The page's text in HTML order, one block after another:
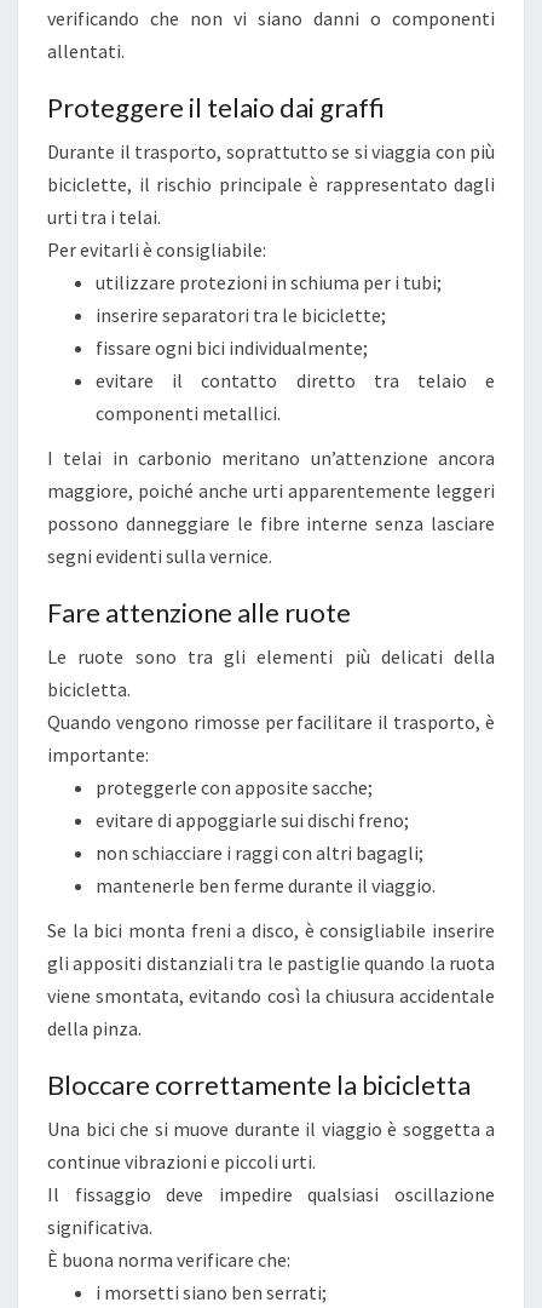
I
E
R
V
G
G
A
E
I
N
S
Z
A
verificando che non vi siano danni o componenti
allentati.
Proteggere il telaio dai graffi
Durante il trasporto, soprattutto se si viaggia con più
biciclette, il rischio principale è rappresentato dagli
urti tra i telai.
Per evitarli è consigliabile:
utilizzare protezioni in schiuma per i tubi;
inserire separatori tra le biciclette;
fissare ogni bici individualmente;
evitare il contatto diretto tra telaio e
componenti metallici.
I telai in carbonio meritano un’attenzione ancora
maggiore, poiché anche urti apparentemente leggeri
possono danneggiare le fibre interne senza lasciare
segni evidenti sulla vernice.
Fare attenzione alle ruote
Le ruote sono tra gli elementi più delicati della
bicicletta.
Quando vengono rimosse per facilitare il trasporto, è
importante:
proteggerle con apposite sacche;
evitare di appoggiarle sui dischi freno;
non schiacciare i raggi con altri bagagli;
mantenerle ben ferme durante il viaggio.
Se la bici monta freni a disco, è consigliabile inserire
gli appositi distanziali tra le pastiglie quando la ruota
viene smontata, evitando così la chiusura accidentale
della pinza.
Bloccare correttamente la bicicletta
Una bici che si muove durante il viaggio è soggetta a
continue vibrazioni e piccoli urti.
Il fissaggio deve impedire qualsiasi oscillazione
significativa.
È buona norma verificare che:
i morsetti siano ben serrati;